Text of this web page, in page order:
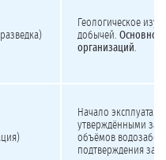
Геологическое
добычей. Основной
организаций.
Начало
утверждёнными
объёмов
подтверждения